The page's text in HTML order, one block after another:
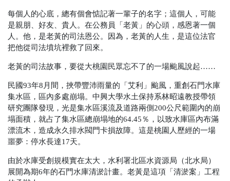
每個人的心底，總有個會惦記著一輩子的名字；這個人，可能
是親朋、好友、貴人。在公務員「老黃」的心頭，感恩著一個
人。他，是老黃的司法恩公。因為，老黃的人生，是這位法官
把他從司法墳坑裡救了回來。
老黃的司法故事，要從大桃園民眾忘不了的一場颱風說起……
民國93年8月間，挾帶豐沛雨量的「艾利」颱風，重創石門水庫
集水區，區內多處崩塌。中興大學水土保持系林昭遠教授帶領
研究團隊發現，光是集水區溪流及道路兩側200公尺範圍內的崩
塌面積，就占了集水區總崩塌地的64.45％，以致水庫區內布滿
漂流木，造成永久排水閥門卡損故障。這是桃園人歷經的一場
噩夢：停水長達17天。
由於水庫受創規模實在太大，水利署北區水資源局 （北水局）
展開為期6年的石門水庫清淤計畫。老黃是這項「清淤案」工程